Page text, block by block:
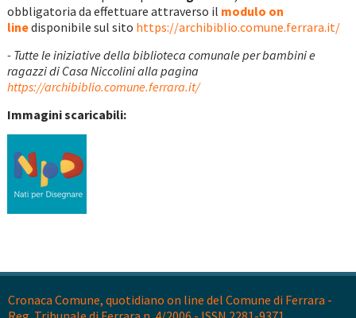
obbligatoria da effettuare attraverso il modulo on
linedisponibile sul sito https://archibiblio.comune.ferrara.it/
- Tutte le iniziative della biblioteca comunale per bambini e
ragazzi di Casa Niccolini alla pagina
https://archibiblio.comune.ferrara.it/
Immagini scaricabili:
Cronaca Comune, quotidiano on line del Comune di Ferrara -